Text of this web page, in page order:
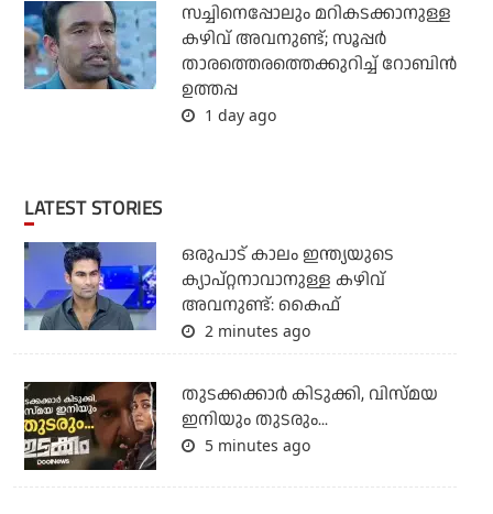
സച്ചിനെപ്പോലും മറികടക്കാനുള്ള
കഴിവ് അവനുണ്ട്; സൂപ്പര്‍
താരത്തെരത്തെക്കുറിച്ച് റോബിന്‍
ഉത്തപ്പ
1 day ago
LATEST STORIES
ഒരുപാട് കാലം ഇന്ത്യയുടെ
ക്യാപ്റ്റനാവാനുള്ള കഴിവ്
അവനുണ്ട്: കൈഫ്
2 minutes ago
തുടക്കക്കാര്‍ കിടുക്കി, വിസ്മയ
ഇനിയും തുടരും...
5 minutes ago